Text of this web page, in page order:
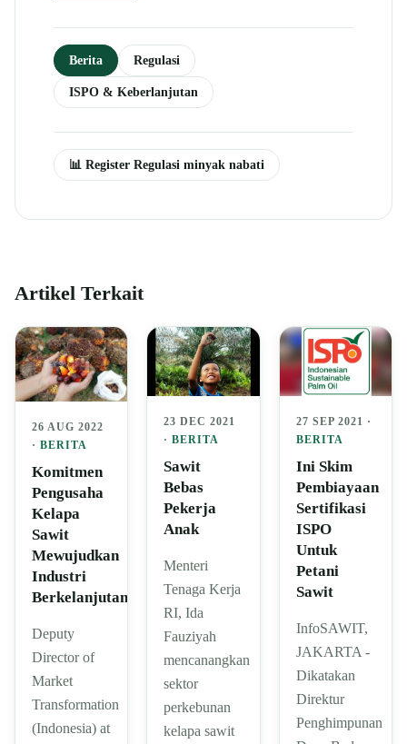
Berita Regulasi
ISPO & Keberlanjutan
📊 Register Regulasi minyak nabati
Artikel Terkait
26 AUG 2022
· BERITA
Komitmen
Pengusaha
Kelapa
Sawit
Mewujudkan
Industri
Berkelanjutan
Deputy
Director of
Market
Transformation
(Indonesia) at
23 DEC 2021
·BERITA
Sawit
Bebas
Pekerja
Anak
Menteri
Tenaga Kerja
RI, Ida
Fauziyah
mencanangkan
sektor
perkebunan
kelapa sawit
27 SEP 2021 ·
BERITA
Ini Skim
Pembiayaan
Sertifikasi
ISPO
Untuk
Petani
Sawit
InfoSAWIT,
JAKARTA -
Dikatakan
Direktur
Penghimpunan